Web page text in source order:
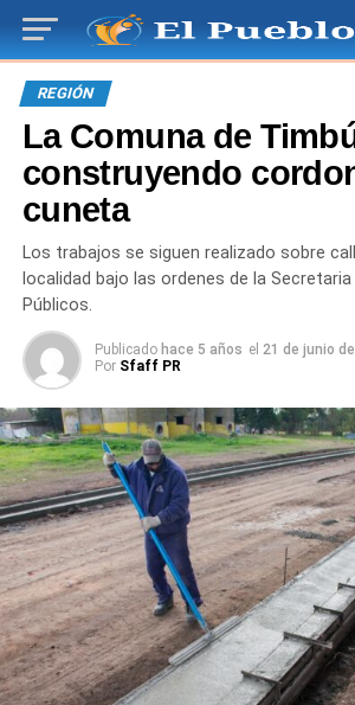
REGIÓN
La Comuna de
construyendo
cuneta
Los trabajos se siguen realizado sobre
localidad bajo las ordenes de la
Públicos.
Publicado hace 5 años el 21 de junio de
Por Sfaff PR